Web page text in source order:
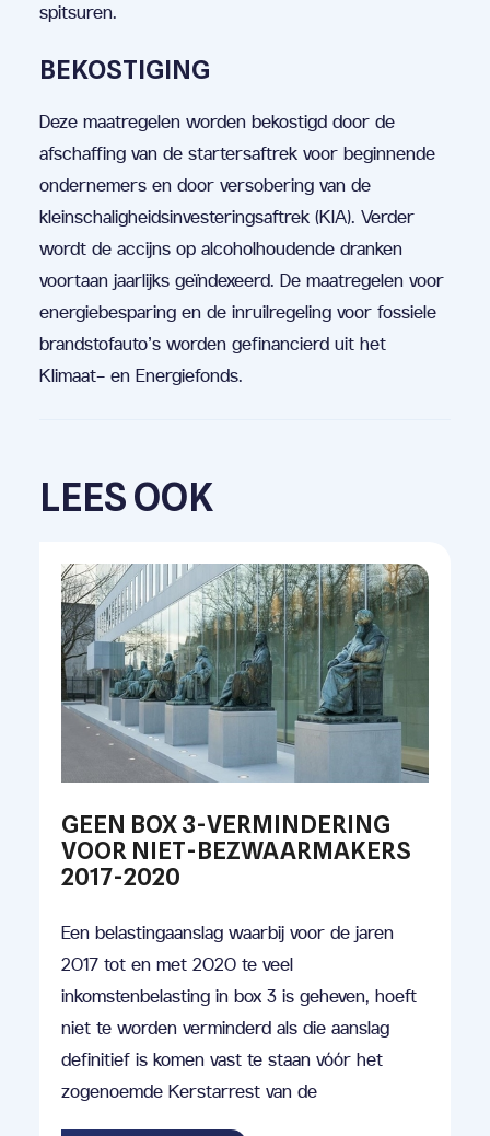
spitsuren.
BEKOSTIGING
Deze maatregelen worden bekostigd door de
afschaffing van de startersaftrek voor beginnende
ondernemers en door versobering van de
kleinschaligheidsinvesteringsaftrek (KIA). Verder
wordt de accijns op alcoholhoudende dranken
voortaan jaarlijks geïndexeerd. De maatregelen voor
energiebesparing en de inruilregeling voor fossiele
brandstofauto’s worden gefinancierd uit het
Klimaat- en Energiefonds.
LEES OOK
GEEN BOX 3-VERMINDERING
VOOR NIET-BEZWAARMAKERS
2017-2020
Een belastingaanslag waarbij voor de jaren
2017 tot en met 2020 te veel
inkomstenbelasting in box 3 is geheven, hoeft
niet te worden verminderd als die aanslag
definitief is komen vast te staan vóór het
zogenoemde Kerstarrest van de